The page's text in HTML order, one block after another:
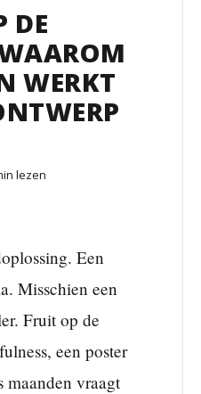
DE
WERKT
lezen
Een
Misschien een
Fruit op de
een poster
maanden vraagt